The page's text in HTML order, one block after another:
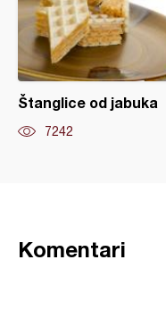
Štanglice od jabuka
7242
Komentari